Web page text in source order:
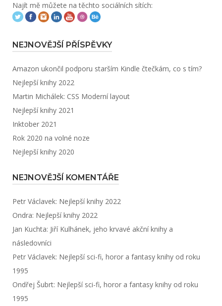
Najít mě můžete na těchto sociálních sítích:
NEJNOVĚJŠÍ PŘÍSPĚVKY
Amazon ukončil podporu starším Kindle čtečkám, co s tím?
Nejlepší knihy 2022
Martin Michálek: CSS Moderní layout
Nejlepší knihy 2021
Inktober 2021
Rok 2020 na volné noze
Nejlepší knihy 2020
NEJNOVĚJŠÍ KOMENTÁŘE
Petr Václavek: Nejlepší knihy 2022
Ondra: Nejlepší knihy 2022
Jan Kuchta: Jiří Kulhánek, jeho krvavé akční knihy a
následovníci
Petr Václavek: Nejlepší sci-fi, horor a fantasy knihy od roku
1995
Ondřej Šubrt: Nejlepší sci-fi, horor a fantasy knihy od roku
1995